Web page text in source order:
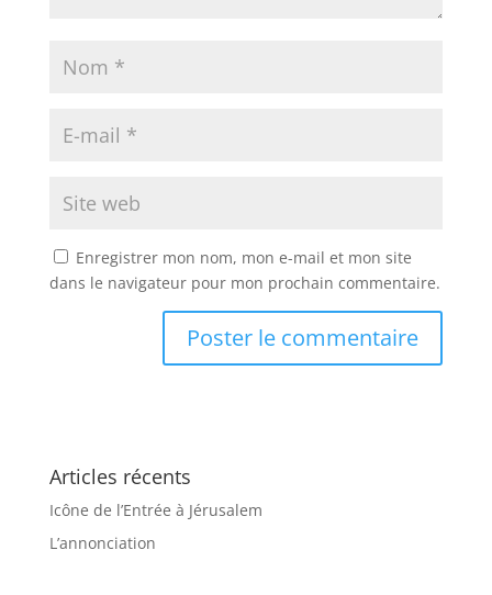
Enregistrer mon nom, mon e-mail et mon site
dans le navigateur pour mon prochain commentaire.
Articles récents
Icône de l’Entrée à Jérusalem
L’annonciation